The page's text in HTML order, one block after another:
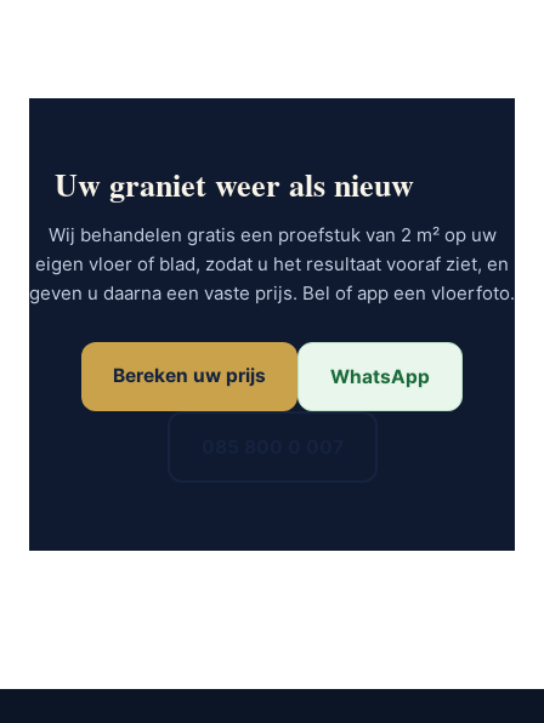
Uw graniet weer als nieuw
Wij behandelen gratis een proefstuk van 2 m² op uw
eigen vloer of blad, zodat u het resultaat vooraf ziet, en
geven u daarna een vaste prijs. Bel of app een vloerfoto.
Bereken uw prijs WhatsApp